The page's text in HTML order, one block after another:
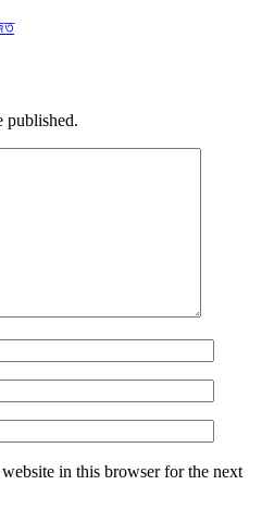
published.
in this browser for the next